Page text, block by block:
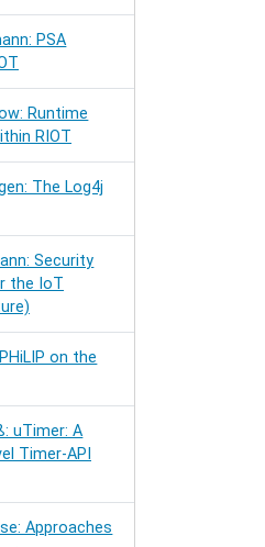
PSA
Runtime
RIOT
The Log4j
Security
the IoT
on the
uTimer: A
Timer-API
Approaches